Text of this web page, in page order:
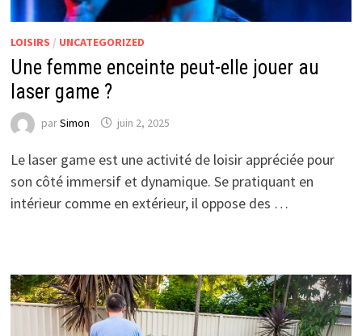
LOISIRS / UNCATEGORIZED
Une femme enceinte peut-elle jouer au
laser game ?
parSimon juin 2, 2025
Le laser game est une activité de loisir appréciée pour
son côté immersif et dynamique. Se pratiquant en
intérieur comme en extérieur, il oppose des …